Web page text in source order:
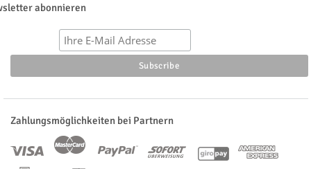
abonnieren
Zahlungsmöglichkeiten bei Partnern